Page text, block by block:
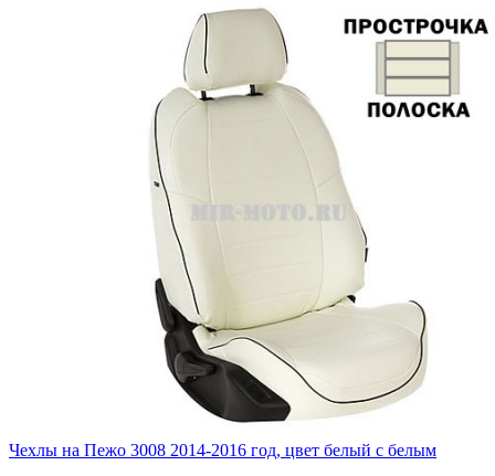
Чехлы на Пежо 3008 2014-2016 год, цвет белый с белым